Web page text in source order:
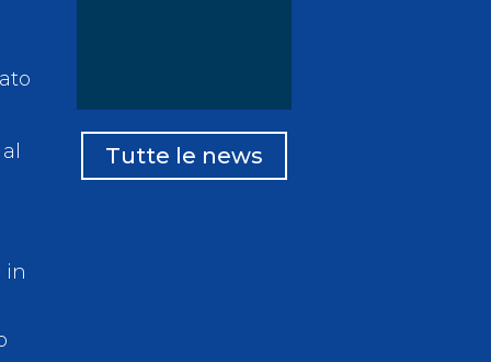
in
Tutte le news